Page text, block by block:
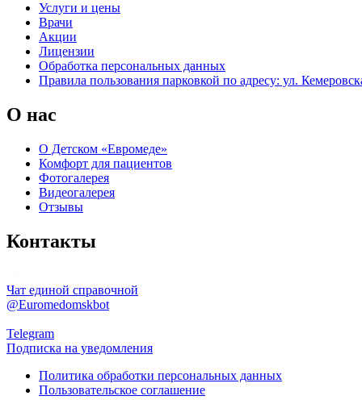
Услуги и цены
Врачи
Акции
Лицензии
Обработка персональных данных
Правила пользования парковкой по адресу: ул.
О нас
О Детском «Евромеде»
Комфорт для пациентов
Фотогалерея
Видеогалерея
Отзывы
Контакты
Чат единой справочной
@Euromedomskbot
Telegram
Подписка на уведомления
Политика обработки персональных данных
Пользовательское соглашение